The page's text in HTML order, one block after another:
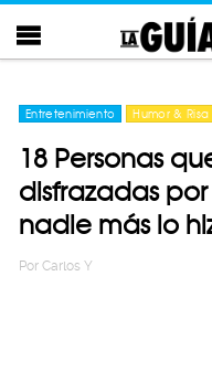
Entretenimiento Humor & Risa
18 Personas
disfrazadas
nadie más lo
Por Carlos Y